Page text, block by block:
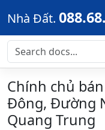
Skip to main
Nhà Đất.
Chính chủ
Đông, Đường
Quang Trung